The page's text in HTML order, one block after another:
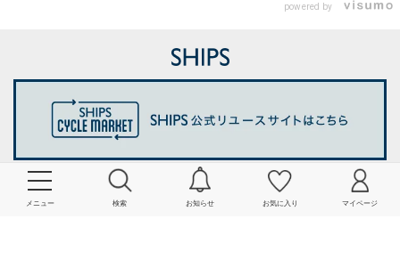
メニュー 検索 お知らせ お気に入り マイページ
powered by